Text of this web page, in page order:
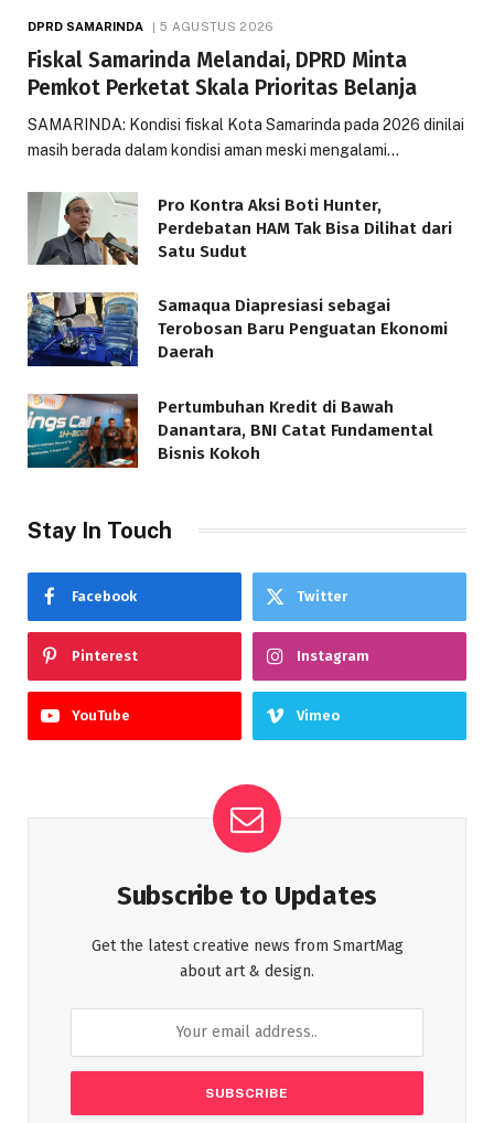
DPRD SAMARINDA 5 AGUSTUS 2026
Fiskal Samarinda Melandai, DPRD Minta
Pemkot Perketat Skala Prioritas Belanja
SAMARINDA: Kondisi fiskal Kota Samarinda pada 2026 dinilai
masih berada dalam kondisi aman meski mengalami…
Pro Kontra Aksi Boti Hunter,
Perdebatan HAM Tak Bisa Dilihat dari
Satu Sudut
Samaqua Diapresiasi sebagai
Terobosan Baru Penguatan Ekonomi
Daerah
Pertumbuhan Kredit di Bawah
Danantara, BNI Catat Fundamental
Bisnis Kokoh
Stay In Touch
Facebook Twitter
Pinterest Instagram
YouTube Vimeo
Subscribe to Updates
Get the latest creative news from SmartMag
about art & design.